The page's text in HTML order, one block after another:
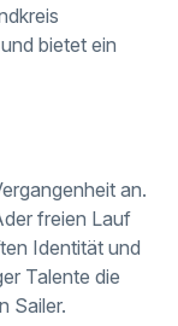
bietet ein
an.
freien Lauf
Identität und
Talente die
Sailer.